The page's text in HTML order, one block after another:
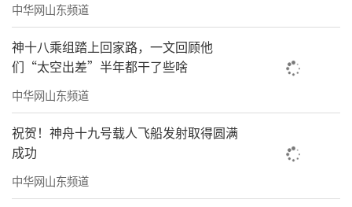
中华网山东频道
神十八乘组踏上回家路，一文回顾他
们“太空出差”半年都干了些啥
中华网山东频道
祝贺！神舟十九号载人飞船发射取得圆满
成功
中华网山东频道